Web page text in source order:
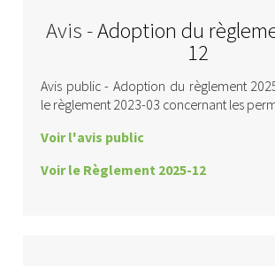
Avis -Adoption du
12
Avis public - Adoption du règlement
le règlement 2023-03 concernant les
Voir l'avis public
Voir le Règlement 2025-12